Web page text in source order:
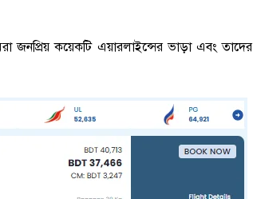
জনপ্রিয় কয়েকটি এয়ারলাইন্সের ভাড়া এবং তাদের